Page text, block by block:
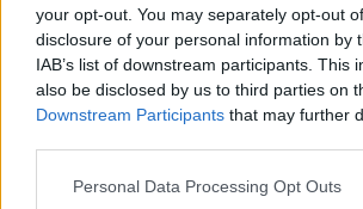
your opt-out. You may separately opt-out
disclosure of your personal information by
IAB’s list of downstream participants. This
also be disclosed by us to third parties on
Downstream Participants that may further
Personal Data Processing Opt Outs